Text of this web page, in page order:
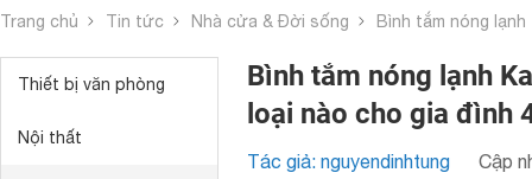
Trang chủ Tin tức Nhà cửa & Đời sống Bình tắm nóng lạnh
Thiết bị văn phòng
Nội thất
Bình tắm nóng lạnh
loại nào cho gia đình
Tác giả: nguyendinhtung Cập